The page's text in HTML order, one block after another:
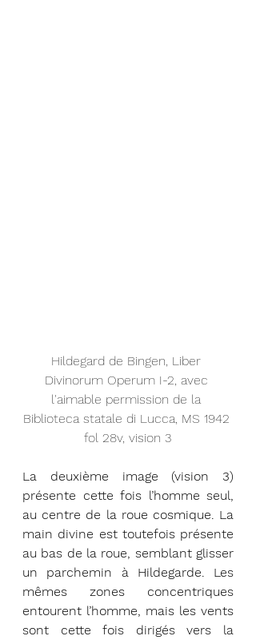
Hildegard de Bingen, Liber
Divinorum Operum I-2, avec
l'aimable permission de la
Biblioteca statale di Lucca, MS 1942
fol 28v, vision 3
La deuxième image (vision 3)
présente cette fois l’homme seul,
au centre de la roue cosmique. La
main divine est toutefois présente
au bas de la roue, semblant glisser
un parchemin à Hildegarde. Les
mêmes zones concentriques
entourent l’homme, mais les vents
sont cette fois dirigés vers la